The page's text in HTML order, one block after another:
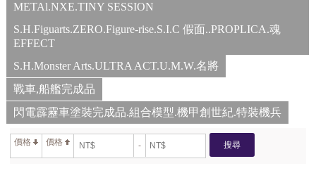
METAl.NXE.TINY SESSION
S.H.Figuarts.ZERO.Figure-rise.S.I.C 假面..PROPLICA.魂
EFFECT
S.H.Monster Arts.ULTRA ACT.U.M.W.名將
戰車,船艦完成品
閃電霹靂車塗裝完成品.組合模型.機甲創世紀.特裝機兵
價格 價格 - 搜尋